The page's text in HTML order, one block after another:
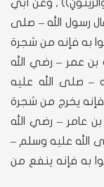
, وعن أبي
رسول الله – صلى
به فإنه من شجرة
بن عمر – رضي الله
– صلى الله عليه
فإنه يخرج من شجرة
عامر – رضي الله
الله عليه وسلم –
به فإنه ينفع من